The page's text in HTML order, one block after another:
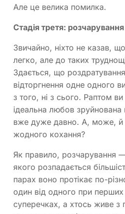
Але це велика помилка.
Стадія третя: розчарування
Звичайно, ніхто не казав,
легко, але до таких
Здається, що роздратування
відторгнення одне одного
з того, ні з сього. Раптом
ідеальна любов зруйнована
вже дуже давно. А, може, й
жодного кохання?
Як правило, розчарування
якого розпадається
парах воно протікає по-
один від одного при
суперечках, а хтось живе з